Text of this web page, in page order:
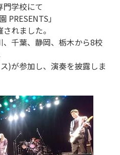
学校にて
PRESENTS」
れました。
千葉、静岡、栃木から8校
)が参加し、演奏を披露しま